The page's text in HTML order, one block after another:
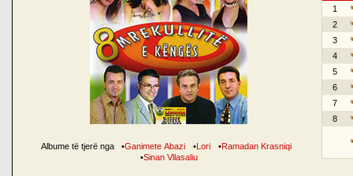
Albume të tjerë nga •Ganimete Abazi •Lori •Ramadan Krasniqi
•Sinan Vllasaliu
1
2
3
4
5
6
7
8